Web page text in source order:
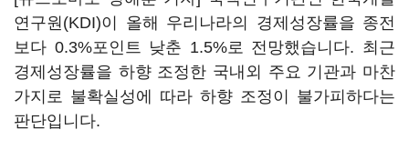
연구원(KDI)이 올해 우리나라의 경제성장률을 종전
보다 0.3%포인트 낮춘 1.5%로 전망했습니다. 최근
경제성장률을 하향 조정한 국내외 주요 기관과 마찬
가지로 불확실성에 따라 하향 조정이 불가피하다는
판단입니다.